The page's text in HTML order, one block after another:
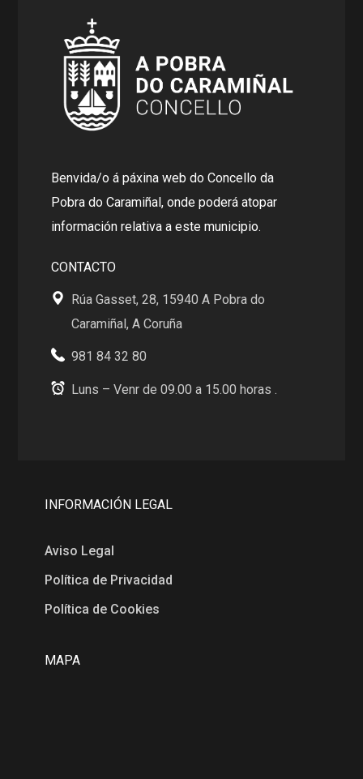
Benvida/o á páxina web do Concello da
Pobra do Caramiñal, onde poderá atopar
información relativa a este municipio.
CONTACTO
Rúa Gasset, 28, 15940 A Pobra do
Caramiñal, A Coruña
981 84 32 80
Luns – Venr de 09.00 a 15.00 horas .
INFORMACIÓN LEGAL
Aviso Legal
Política de Privacidad
Política de Cookies
MAPA